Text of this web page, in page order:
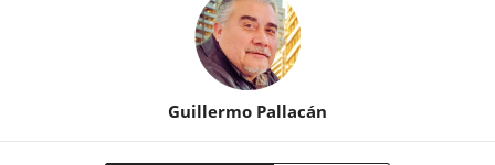
Guillermo Pallacán